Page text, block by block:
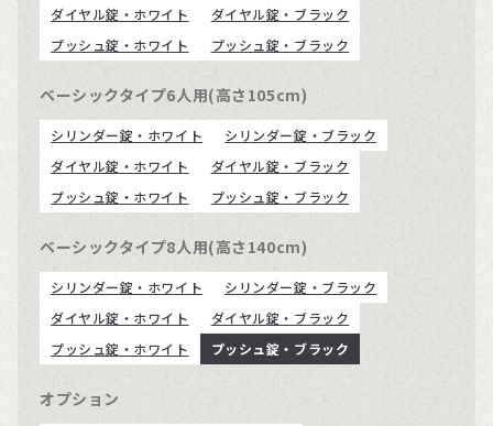
ダイヤル錠・ホワイト
ダイヤル錠・ブラック
プッシュ錠・ホワイト
プッシュ錠・ブラック
ベーシックタイプ6人用(高さ105cm)
シリンダー錠・ホワイト
シリンダー錠・ブラック
ダイヤル錠・ホワイト
ダイヤル錠・ブラック
プッシュ錠・ホワイト
プッシュ錠・ブラック
ベーシックタイプ8人用(高さ140cm)
シリンダー錠・ホワイト
シリンダー錠・ブラック
ダイヤル錠・ホワイト
ダイヤル錠・ブラック
プッシュ錠・ホワイト
プッシュ錠・ブラック
オプション